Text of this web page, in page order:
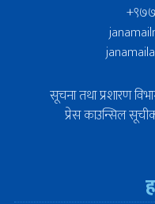
सूचना तथा प्रशारण
प्रेस काउन्सिल